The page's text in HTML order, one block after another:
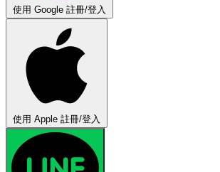
使用 Google 註冊/登入
使用 Apple 註冊/登入